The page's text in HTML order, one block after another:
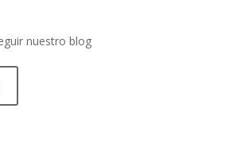
nuestro blog